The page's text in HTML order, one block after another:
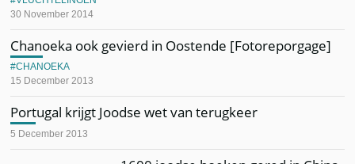
30 November 2014
Chanoeka ook gevierd in Oostende [Fotoreporgage]
15 December 2013
CHANOEKA
Portugal krijgt Joodse wet van terugkeer
5 December 2013